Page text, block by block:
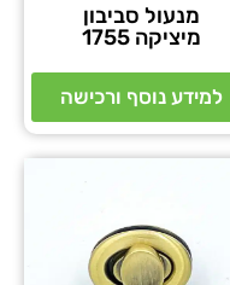
מנעול סביבון
מיציקה 1755
למידע נוסף ורכישה